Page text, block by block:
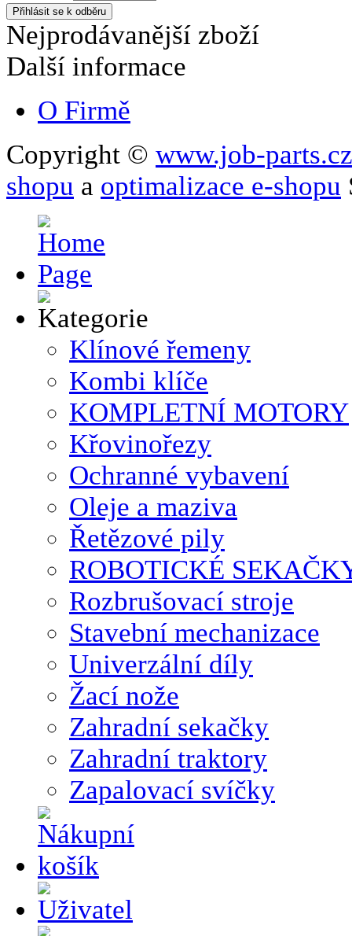
Nejprodávanější zboží
Další informace
O Firmě
Copyright © www.job-parts.cz
shopu a optimalizace e-shopu
Klínové řemeny
Kombi klíče
KOMPLETNÍ MOTORY
Křovinořezy
Ochranné vybavení
Oleje a maziva
Řetězové pily
ROBOTICKÉ
Rozbrušovací stroje
Stavební mechanizace
Univerzální díly
Žací nože
Zahradní sekačky
Zahradní traktory
Zapalovací svíčky